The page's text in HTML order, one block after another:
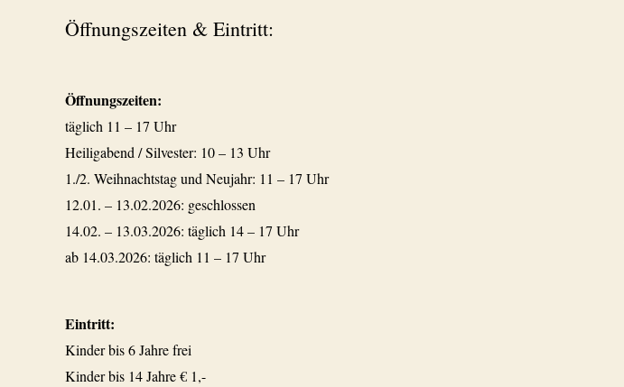
Öffnungszeiten & Eintritt:
Öffnungszeiten:
täglich 11 – 17 Uhr
Heiligabend / Silvester: 10 – 13 Uhr
1./2. Weihnachtstag und Neujahr: 11 – 17 Uhr
12.01. – 13.02.2026: geschlossen
14.02. – 13.03.2026: täglich 14 – 17 Uhr
ab 14.03.2026: täglich 11 – 17 Uhr
Eintritt:
Kinder bis 6 Jahre frei
Kinder bis 14 Jahre € 1,-